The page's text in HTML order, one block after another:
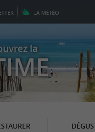
LA MÉTÉO
la